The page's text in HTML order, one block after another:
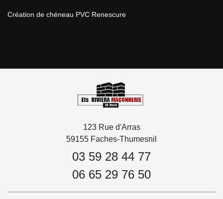
Création de chéneau PVC Renescure
123 Rue d'Arras
59155 Faches-Thumesnil
03 59 28 44 77
06 65 29 76 50